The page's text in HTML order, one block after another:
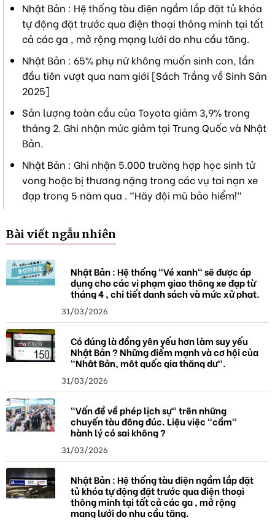
Nhật Bản : Hệ thống tàu điện ngầm lắp đặt tủ khóa
tự động đặt trước qua điện thoại thông minh tại tất
cả các ga , mở rộng mạng lưới do nhu cầu tăng.
Nhật Bản : 65% phụ nữ không muốn sinh con, lần
đầu tiên vượt qua nam giới [Sách Trắng về Sinh Sản
2025]
Sản lượng toàn cầu của Toyota giảm 3,9% trong
tháng 2. Ghi nhận mức giảm tại Trung Quốc và Nhật
Bản.
Nhật Bản : Ghi nhận 5.000 trường hợp học sinh tử
vong hoặc bị thương nặng trong các vụ tai nạn xe
đạp trong 5 năm qua . "Hãy đội mũ bảo hiểm!"
Bài viết ngẫu nhiên
Nhật Bản : Hệ thống "Vé xanh" sẽ được áp
dụng cho các vi phạm giao thông xe đạp từ
tháng 4 , chi tiết danh sách và mức xử phạt.
31/03/2026
Có đúng là đồng yên yếu hơn làm suy yếu
Nhật Bản ? Những điểm mạnh và cơ hội của
"Nhật Bản, một quốc gia thặng dư".
31/03/2026
"Vấn đề về phép lịch sự" trên những
chuyến tàu đông đúc. Liệu việc "cầm"
hành lý có sai không ?
31/03/2026
Nhật Bản : Hệ thống tàu điện ngầm lắp đặt
tủ khóa tự động đặt trước qua điện thoại
thông minh tại tất cả các ga , mở rộng
mạng lưới do nhu cầu tăng.